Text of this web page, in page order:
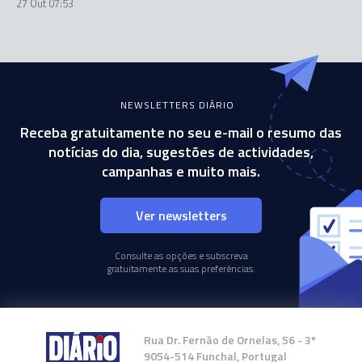
27 Out 07:53
NEWSLETTERS DIÁRIO
Receba gratuitamente no seu e-mail o resumo das
notícias do dia, sugestões de actividades,
campanhas e muito mais.
Ver newsletters
Consulte as opções e subscreva
gratuitamente as suas preferências.
Rua Dr. Fernão de Ornelas, 56 - 3º
9054-514 Funchal, Portugal